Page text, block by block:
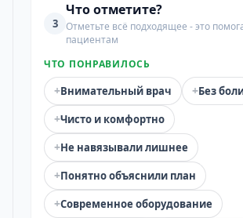
3
Что отметите?
Отметьте всё подходящее - это
пациентам
ЧТО ПОНРАВИЛОСЬ
+Внимательный врач +Без
+Чисто и комфортно
+Не навязывали лишнее
+Понятно объяснили план
+Современное оборудование